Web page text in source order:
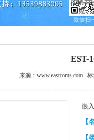
EST-
来源：www.eastcoms.com 标
嵌